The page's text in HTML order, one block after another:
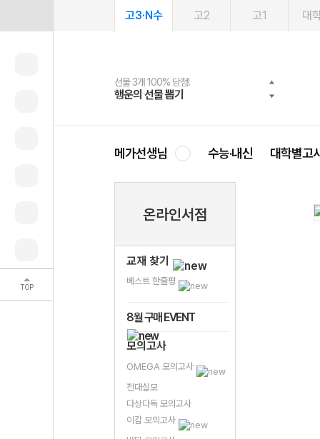
TOP
고3·N수 고2 고1 대
선물 3개 100% 당첨!
행운의 선물 뽑기
선물 100% 증정!
메가스터디 X 올리브
여름방학 스터디 캐시백
메가런 썸머스쿨
2027 러셀 단과
강사 공개선발
스마트러닝앱
설문 EVENT
메가패스
3일 무료 체험권
메가패스 수강생 무료혜택!
메가클럽 멤버십
사회공헌 캠페인
희망이룸 메가나눔
메가선생님 수능·내신 대학별고
온라인서점
교재 찾기
베스트 한줄평
8월 구매 EVENT
모의고사
OMEGA 모의고사
전대실모
다상다독 모의고사
이감 모의고사